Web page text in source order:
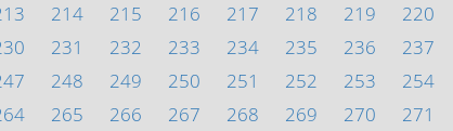
214 215 216 217 218 219 220
231 232 233 234 235 236 237
248 249 250 251 252 253 254
265 266 267 268 269 270 271